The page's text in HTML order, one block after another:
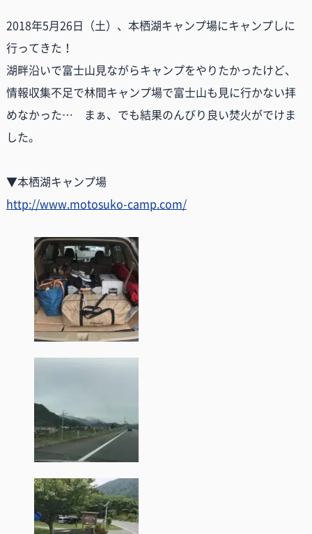
2018年5月26日（土）、本栖湖キャンプ場にキャンプしに
行ってきた！
湖畔沿いで富士山見ながらキャンプをやりたかったけど、
情報収集不足で林間キャンプ場で富士山も見に行かない拝
めなかった… まぁ、でも結果のんびり良い焚火がでけま
した。
▼本栖湖キャンプ場
http://www.motosuko-camp.com/